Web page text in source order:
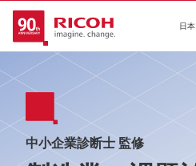
日
中小企業診断士 監修